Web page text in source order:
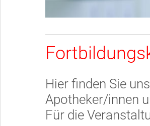
Hier finden Sie
Apotheker/innen
Für die